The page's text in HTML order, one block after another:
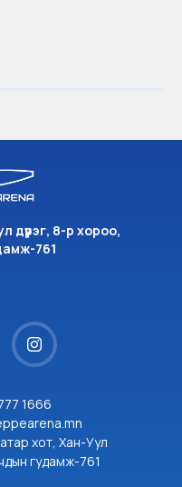
8-р хороо,
761
1666
хот, Хан-Уул
гудамж-761